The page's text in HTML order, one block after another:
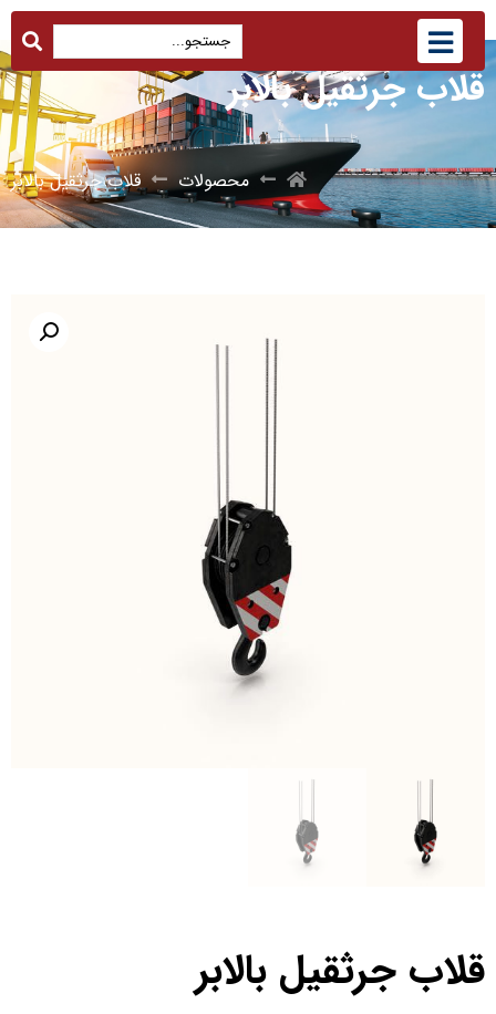
قلاب جرثقیل بالابر
محصولات قلاب جرثقیل بالابر
قلاب جرثقیل بالابر